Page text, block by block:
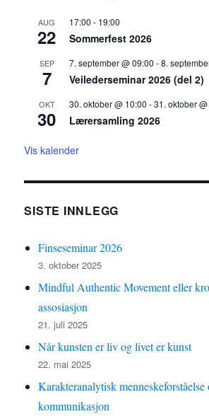
AUG
22
17:00 - 19:00
Sommerfest 2026
SEP
7
7. september @ 09:00 -8.
Veilederseminar 2026 (del 2)
OKT
30
30. oktober @ 10:00 -31. oktober
Lærersamling 2026
Vis kalender
SISTE INNLEGG
Finseseminar 2026
3. oktober 2025
Mindful Authentic Movement eller
assosiasjon
21. juli 2025
Når kunsten er liv og livet er kunst
22. mai 2025
Karakteranalytisk menneskeforståelse
kommunikasjon